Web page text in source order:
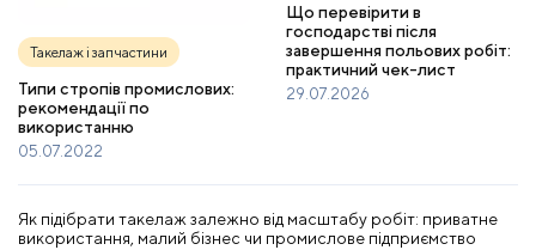
Такелаж і запчастини
Типи стропів промислових:
рекомендації по
використанню
05.07.2022
Що перевірити в
господарстві після
завершення польових робіт:
практичний чек-лист
29.07.2026
Як підібрати такелаж залежно від масштабу робіт: приватне
використання, малий бізнес чи промислове підприємство